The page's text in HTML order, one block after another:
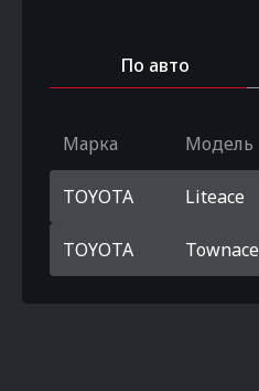
По авто
Марка Модель
TOYOTA Liteace
TOYOTA Townace